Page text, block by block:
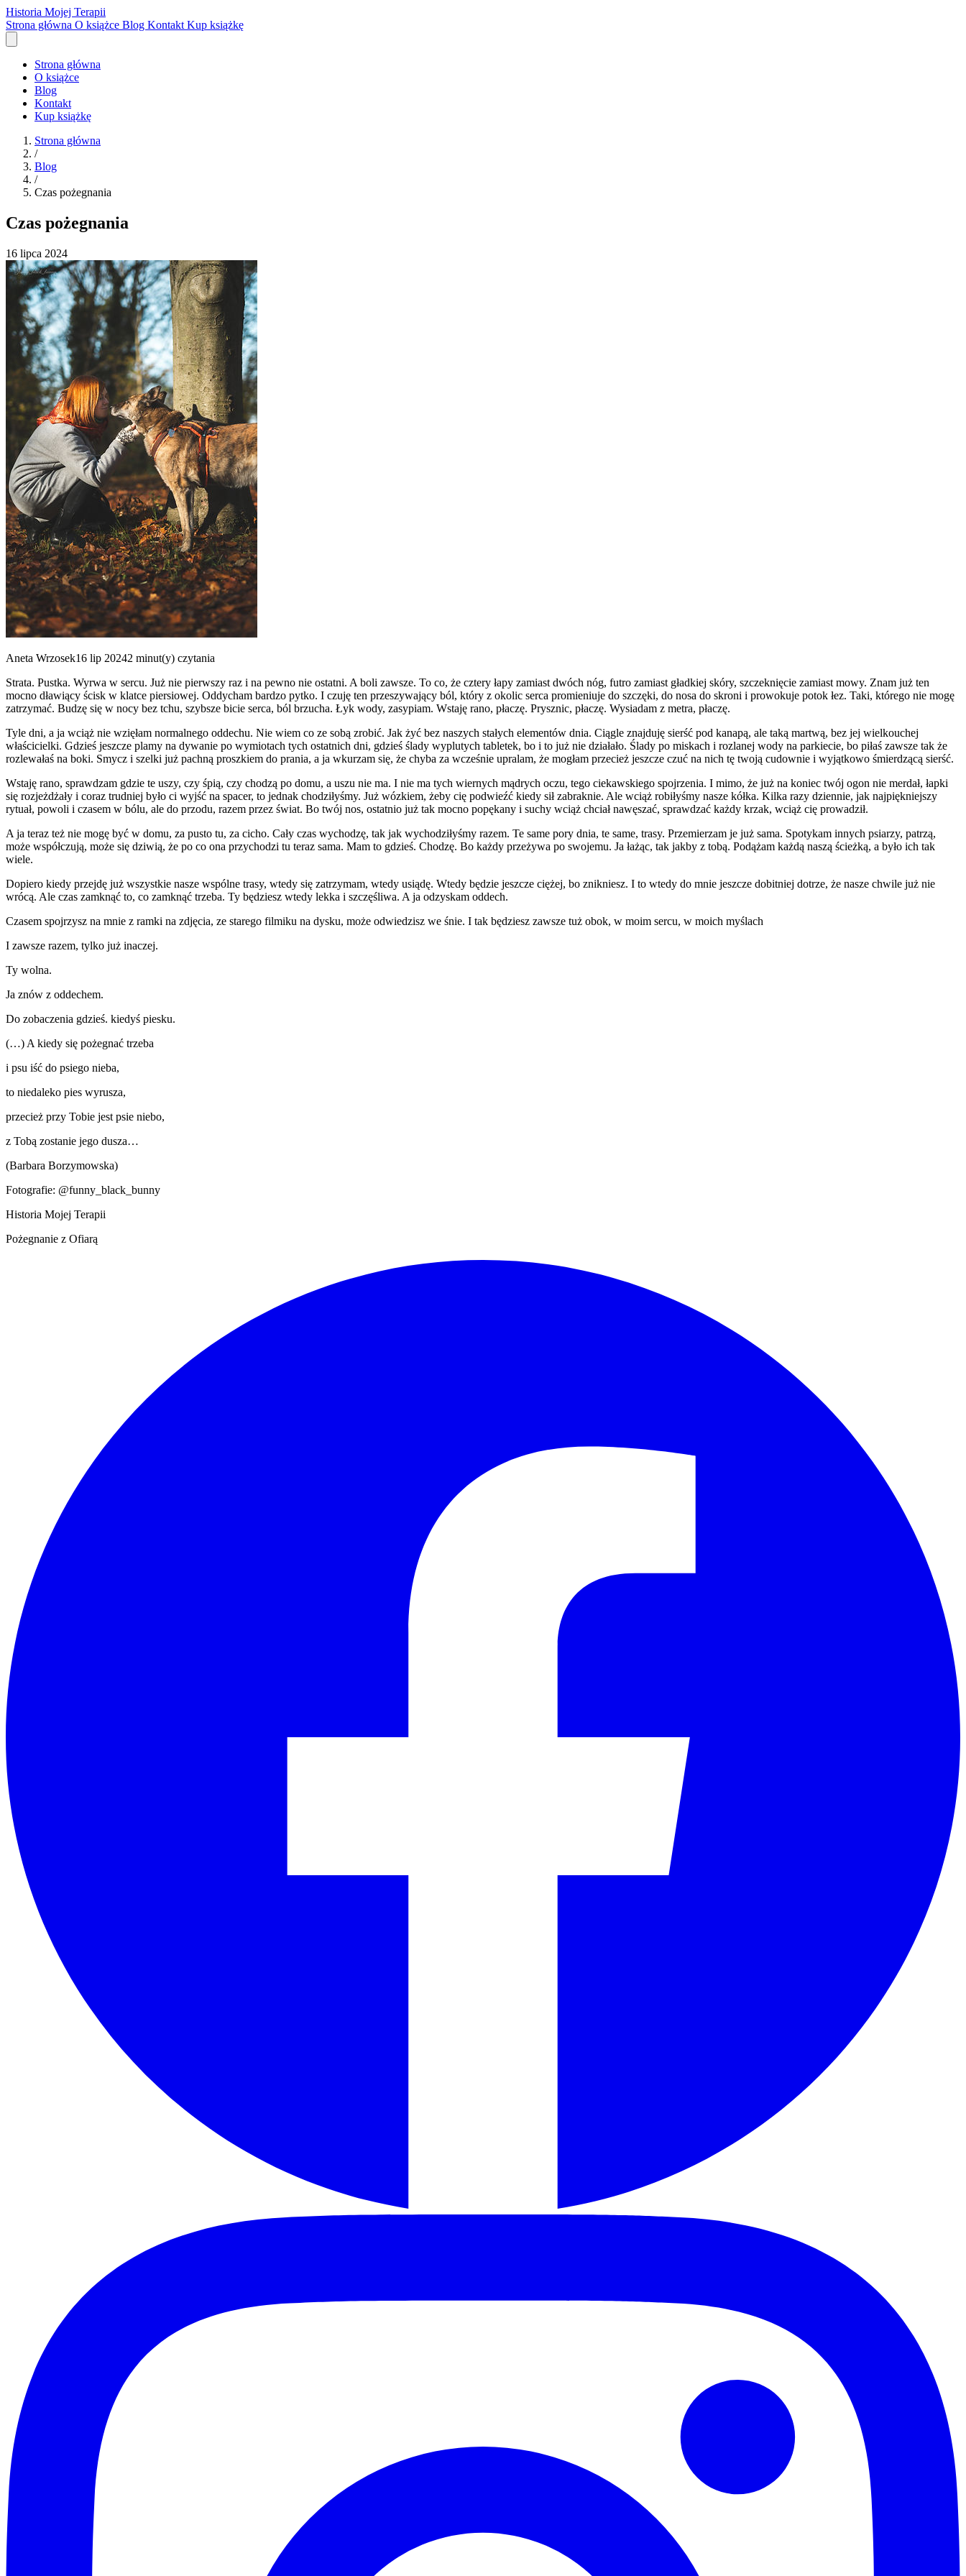
Historia Mojej Terapii
Strona główna O książce Blog Kontakt Kup książkę
Strona główna
O książce
Blog
Kontakt
Kup książkę
Strona główna
/
Blog
/
Czas pożegnania
Czas pożegnania
16 lipca 2024
Aneta Wrzosek16 lip 20242 minut(y) czytania
Strata. Pustka. Wyrwa w sercu. Już nie pierwszy raz i na pewno nie ostatni. A boli zawsze. To co, że cztery łapy zamiast dwóch nóg, futro zamiast gładkiej skóry, szczeknięcie zamiast mowy. Znam już ten
mocno dławiący ścisk w klatce piersiowej. Oddycham bardzo pytko. I czuję ten przeszywający ból, który z okolic serca promieniuje do szczęki, do nosa do skroni i prowokuje potok łez. Taki, którego nie mogę
zatrzymać. Budzę się w nocy bez tchu, szybsze bicie serca, ból brzucha. Łyk wody, zasypiam. Wstaję rano, płaczę. Prysznic, płaczę. Wysiadam z metra, płaczę.
Tyle dni, a ja wciąż nie wzięłam normalnego oddechu. Nie wiem co ze sobą zrobić. Jak żyć bez naszych stałych elementów dnia. Ciągle znajduję sierść pod kanapą, ale taką martwą, bez jej wielkouchej
właścicielki. Gdzieś jeszcze plamy na dywanie po wymiotach tych ostatnich dni, gdzieś ślady wyplutych tabletek, bo i to już nie działało. Ślady po miskach i rozlanej wody na parkiecie, bo piłaś zawsze tak że
rozlewałaś na boki. Smycz i szelki już pachną proszkiem do prania, a ja wkurzam się, że chyba za wcześnie upralam, że mogłam przecież jeszcze czuć na nich tę twoją cudownie i wyjątkowo śmierdzącą sierść.
Wstaję rano, sprawdzam gdzie te uszy, czy śpią, czy chodzą po domu, a uszu nie ma. I nie ma tych wiernych mądrych oczu, tego ciekawskiego spojrzenia. I mimo, że już na koniec twój ogon nie merdał, łapki
się rozjeżdżały i coraz trudniej było ci wyjść na spacer, to jednak chodziłyśmy. Już wózkiem, żeby cię podwieźć kiedy sił zabraknie. Ale wciąż robiłyśmy nasze kółka. Kilka razy dziennie, jak najpiękniejszy
rytuał, powoli i czasem w bólu, ale do przodu, razem przez świat. Bo twój nos, ostatnio już tak mocno popękany i suchy wciąż chciał nawęszać, sprawdzać każdy krzak, wciąż cię prowadził.
A ja teraz też nie mogę być w domu, za pusto tu, za cicho. Cały czas wychodzę, tak jak wychodziłyśmy razem. Te same pory dnia, te same, trasy. Przemierzam je już sama. Spotykam innych psiarzy, patrzą,
może współczują, może się dziwią, że po co ona przychodzi tu teraz sama. Mam to gdzieś. Chodzę. Bo każdy przeżywa po swojemu. Ja łażąc, tak jakby z tobą. Podążam każdą naszą ścieżką, a było ich tak
wiele.
Dopiero kiedy przejdę już wszystkie nasze wspólne trasy, wtedy się zatrzymam, wtedy usiądę. Wtedy będzie jeszcze ciężej, bo znikniesz. I to wtedy do mnie jeszcze dobitniej dotrze, że nasze chwile już nie
wrócą. Ale czas zamknąć to, co zamknąć trzeba. Ty będziesz wtedy lekka i szczęśliwa. A ja odzyskam oddech.
Czasem spojrzysz na mnie z ramki na zdjęcia, ze starego filmiku na dysku, może odwiedzisz we śnie. I tak będziesz zawsze tuż obok, w moim sercu, w moich myślach
I zawsze razem, tylko już inaczej.
Ty wolna.
Ja znów z oddechem.
Do zobaczenia gdzieś. kiedyś piesku.
(…) A kiedy się pożegnać trzeba
i psu iść do psiego nieba,
to niedaleko pies wyrusza,
przecież przy Tobie jest psie niebo,
z Tobą zostanie jego dusza…
(Barbara Borzymowska)
Fotografie: @funny_black_bunny
Historia Mojej Terapii
Pożegnanie z Ofiarą